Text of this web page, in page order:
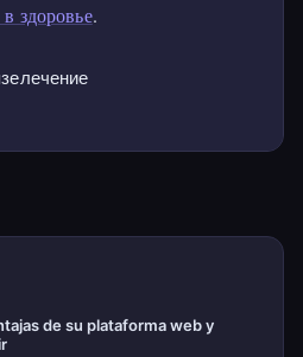
здоровье.
de su plataforma web y